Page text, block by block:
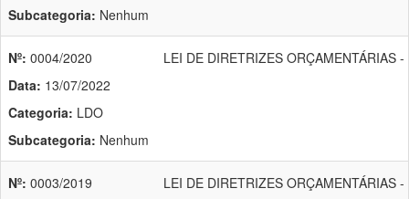
Subcategoria: Nenhum
Nº: 0004/2020
Data: 13/07/2022
Categoria: LDO
Subcategoria: Nenhum
LEI DE DIRETRIZES ORÇAMENTÁRIAS
Nº: 0003/2019
LEI DE DIRETRIZES ORÇAMENTÁRIAS